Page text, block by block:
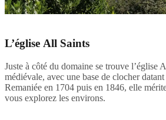
L’église All Saints
Juste à côté du domaine se trouve l’église
médiévale, avec une base de clocher
Remaniée en 1704 puis en 1846, elle
vous explorez les environs.